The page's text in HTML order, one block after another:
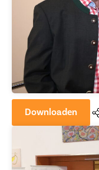
Downloaden